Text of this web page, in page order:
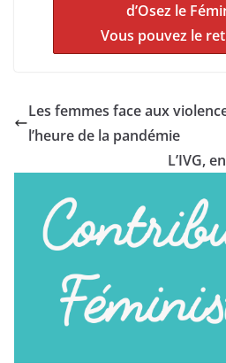
d’Osez le
Vous pouvez le
Les femmes face aux
l’heure de la pandémie
L’IVG,